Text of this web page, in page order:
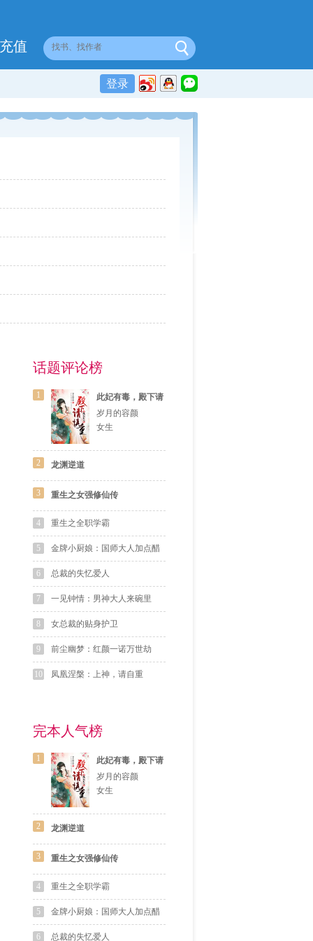
充值
登录
话题评论榜
1
此妃有毒，殿下请
慎重
岁月的容颜
女生
2 龙渊逆道
3 重生之女强修仙传
4 重生之全职学霸
5 金牌小厨娘：国师大人加点醋
6 总裁的失忆爱人
7 一见钟情：男神大人来碗里
8 女总裁的贴身护卫
9 前尘幽梦：红颜一诺万世劫
10 凤凰涅槃：上神，请自重
完本人气榜
1
此妃有毒，殿下请
慎重
岁月的容颜
女生
2 龙渊逆道
3 重生之女强修仙传
4 重生之全职学霸
5 金牌小厨娘：国师大人加点醋
6 总裁的失忆爱人